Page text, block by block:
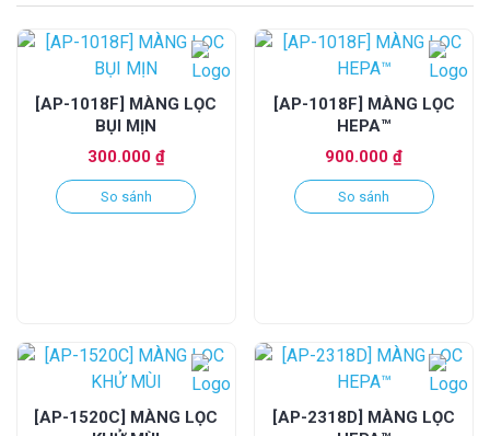
[AP-1018F] MÀNG LỌC
BỤI MỊN
300.000 ₫
So sánh
[AP-1018F] MÀNG LỌC
HEPA™
900.000₫
So sánh
[AP-1520C] MÀNG LỌC
[AP-2318D] MÀNG LỌC